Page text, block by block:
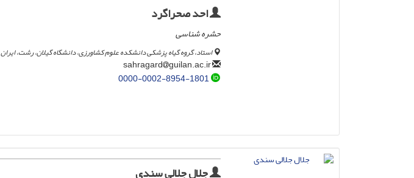
احد صحراگرد
حشره شناسی
استاد، گروه گیاه پزشکی دانشکده علوم کشاورزی، دانشگاه گیلان، رشت، ایران
guilan.ac.ir
0000-0002-8954-1801
جلال جلالی سندی